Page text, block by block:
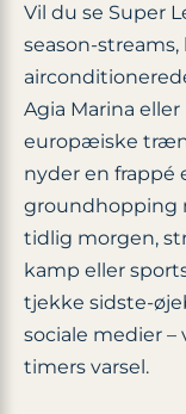
Vil du se Super
season-
Agia Marina
europæiske
nyder en frappé
groundhopping
tidlig morgen,
kamp eller
tjekke sidste-
sociale medier
timers varsel.